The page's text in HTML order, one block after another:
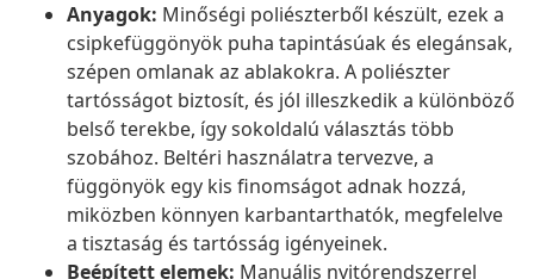
Anyagok: Minőségi poliészterből készült, ezek a
csipkefüggönyök puha tapintásúak és elegánsak,
szépen omlanak az ablakokra. A poliészter
tartósságot biztosít, és jól illeszkedik a különböző
belső terekbe, így sokoldalú választás több
szobához. Beltéri használatra tervezve, a
függönyök egy kis finomságot adnak hozzá,
miközben könnyen karbantarthatók, megfelelve
a tisztaság és tartósság igényeinek.
Beépített elemek: Manuális nyitórendszerrel